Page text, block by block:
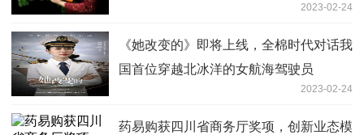
2023-02-24
《她改变的》即将上线，全棉时代对话我
国首位穿越北冰洋的女航海驾驶员
2023-02-24
药易购获四川省商务厅奖项，创新业态模